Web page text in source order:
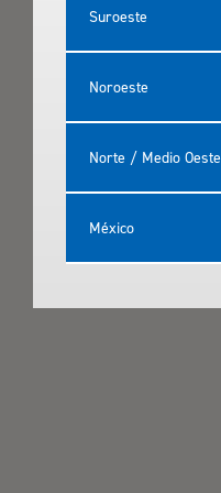
Suroeste
Noroeste
Norte / Medio Oeste
México